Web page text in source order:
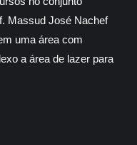
Massud José Nachef
uma área com
a área de lazer para